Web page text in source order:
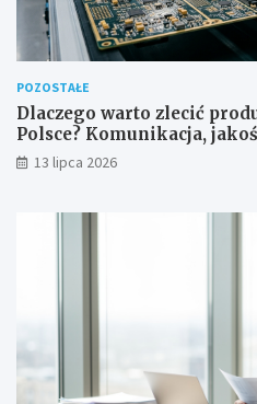
POZOSTAŁE
Dlaczego warto zlecić
Polsce? Komunikacja,
dostaw
13 lipca 2026